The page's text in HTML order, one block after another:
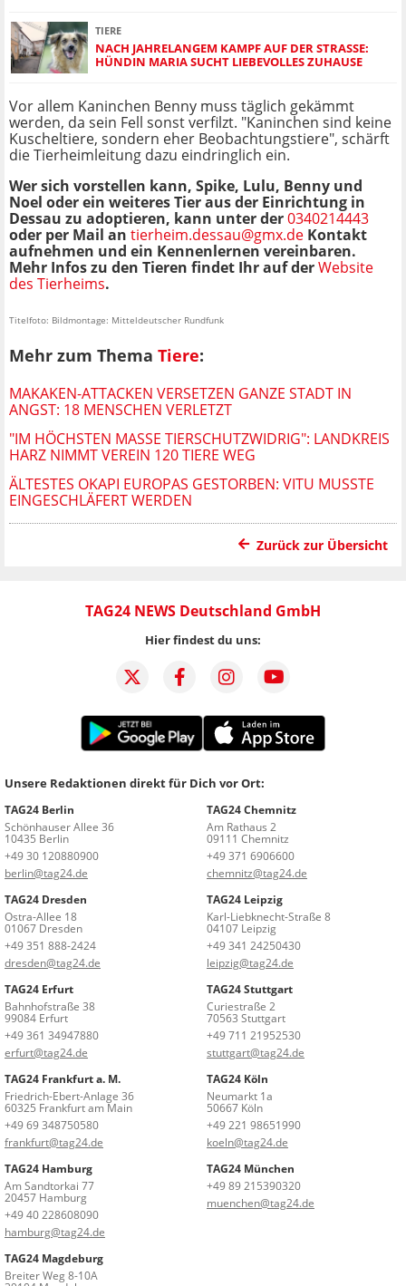
TIERE
NACH JAHRELANGEM KAMPF AUF DER STRASSE: H
ÜNDIN MARIA SUCHT LIEBEVOLLES ZUHAUSE
Vor allem Kaninchen Benny muss täglich gekämmt
werden, da sein Fell sonst verfilzt. "Kaninchen sind keine
Kuscheltiere, sondern eher Beobachtungstiere", schärft
die Tierheimleitung dazu eindringlich ein.
Wer sich vorstellen kann, Spike, Lulu, Benny und
Noel oder ein weiteres Tier aus der Einrichtung in
Dessau zu adoptieren, kann unter der0340214443
oder per Mail an tierheim.dessau@gmx.de Kontakt
aufnehmen und ein Kennenlernen vereinbaren.
Mehr Infos zu den Tieren findet Ihr auf derWebsite
des Tierheims.
Titelfoto: Bildmontage: Mitteldeutscher Rundfunk
Mehr zum Thema Tiere:
MAKAKEN-ATTACKEN VERSETZEN GANZE STADT IN
ANGST: 18 MENSCHEN VERLETZT
"IM HÖCHSTEN MASSE TIERSCHUTZWIDRIG": LANDKREIS H
ARZ NIMMT VEREIN 120 TIERE WEG
ÄLTESTES OKAPI EUROPAS GESTORBEN: VITU MUSSTE
EINGESCHLÄFERT WERDEN
Zurück zur Übersicht
TAG24 NEWS Deutschland GmbH
Hier findest du uns:
Unsere Redaktionen direkt für Dich vor Ort:
TAG24 Berlin
Schönhauser Allee 36
10435 Berlin
+49 30 120880900
berlin@tag24.de
TAG24 Chemnitz
Am Rathaus 2
09111 Chemnitz
+49 371 6906600
chemnitz@tag24.de
TAG24 Dresden
Ostra-Allee 18
01067 Dresden
+49 351 888-2424
dresden@tag24.de
TAG24 Leipzig
Karl-Liebknecht-Straße 8
04107 Leipzig
+49 341 24250430
leipzig@tag24.de
TAG24 Erfurt
Bahnhofstraße 38
99084 Erfurt
+49 361 34947880
erfurt@tag24.de
TAG24 Stuttgart
Curiestraße 2
70563 Stuttgart
+49 711 21952530
stuttgart@tag24.de
TAG24 Frankfurt a. M.
Friedrich-Ebert-Anlage 36
60325 Frankfurt am Main
+49 69 348750580
frankfurt@tag24.de
TAG24 Köln
Neumarkt 1a
50667 Köln
+49 221 98651990
koeln@tag24.de
TAG24 Hamburg
Am Sandtorkai 77
20457 Hamburg
+49 40 228608090
hamburg@tag24.de
TAG24 München
+49 89 215390320
muenchen@tag24.de
TAG24 Magdeburg
Breiter Weg 8-10A